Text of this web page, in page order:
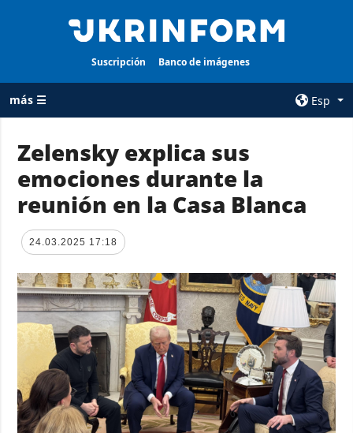
Suscripción Banco de imágenes
más ☰
Esp
TODAS LAS
CATEGORÍAS
Guerra
Reconstrucción
Política
Economía
Defensa
Sociedad y
Cultura
Deportes
Crimen
AGENCIA
sobre la agencia
servicios
Política de
privacidad y
protección de
datos personales
Zelensky explica sus
emociones durante la
reunión en la Casa Blanca
24.03.2025 17:18